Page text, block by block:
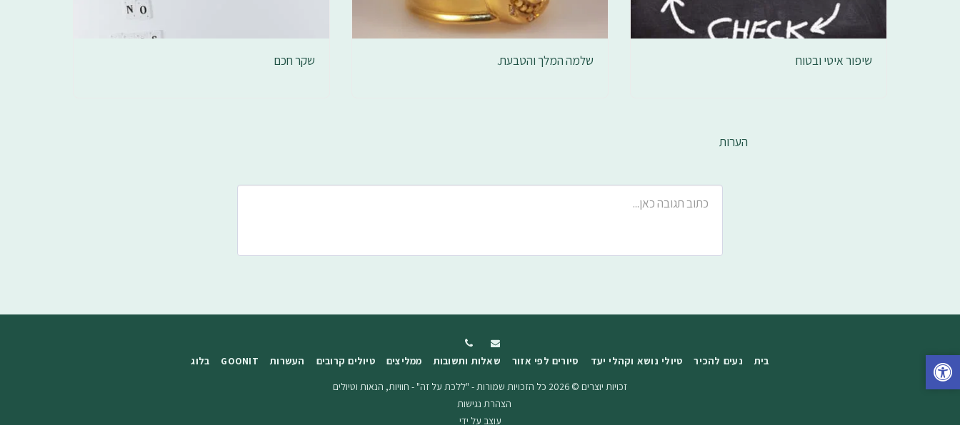
שיפור איטי ובטוח שלמה המלך והטבעת. שקר חכם
הערות
בית נעים להכיר טיולי נושא וקהלי יעד סיורים לפי אזור שאלות ותשובות ממליצים טיולים קרובים העשרות GOONIT
בלוג
זכויות יוצרים © 2026 כל הזכויות שמורות -
"ללכת על זה" - חוויות, הנאות וטיולים
הצהרת נגישות
עוצב על ידי